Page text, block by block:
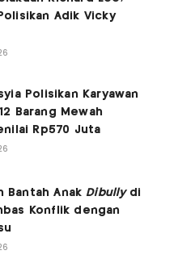
Adik Vicky
Polisikan Karyawan
Barang Mewah
Rp570 Juta
Bantah Anak Dibullydi
Konflik dengan